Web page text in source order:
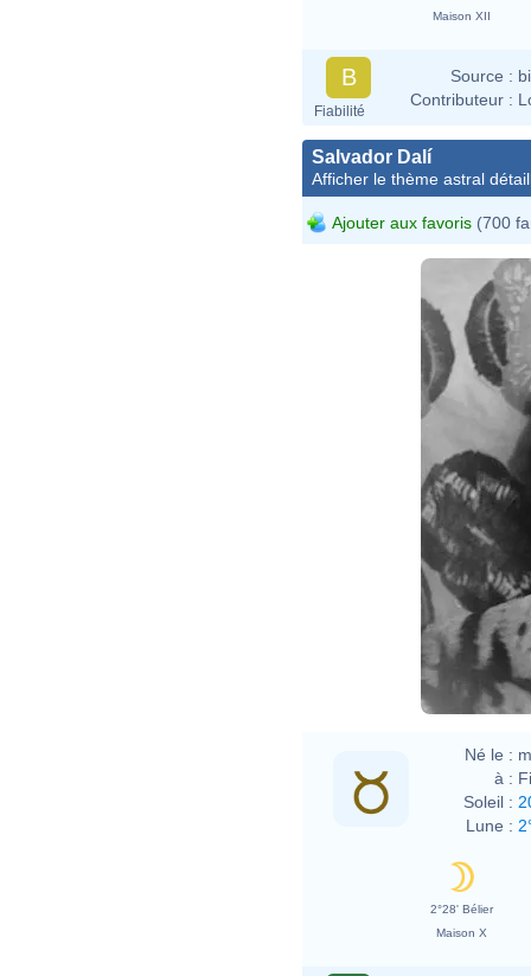
Maison XII
B
Fiabilité
Source :
Contributeur :
Salvador Dalí
Afficher le thème astral
Ajouter aux favoris (700
Né le :
à :
Soleil :
Lune :
2°28' Bélier
Maison X